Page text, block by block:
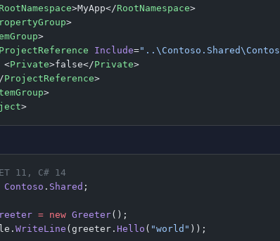
RootNamespace>MyApp</RootNamespace>
>
>
ProjectReference Include=
<
Private>false</Private>
ProjectReference>
>
>
11, C# 14
Contoso . Shared ;
= new Greeter();
WriteLine (greeter. Hello ( "world" ));